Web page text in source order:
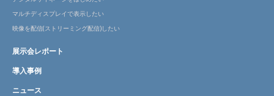
マルチディスプレイで表示したい
映像を配信(ストリーミング配信)したい
展示会レポート
導入事例
ニュース